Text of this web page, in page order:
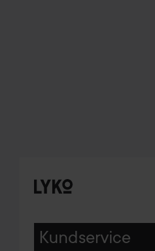
Kundservice